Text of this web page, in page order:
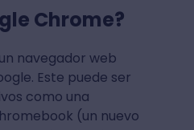
Chrome?
navegador web
Este puede ser
como una
(un nuevo